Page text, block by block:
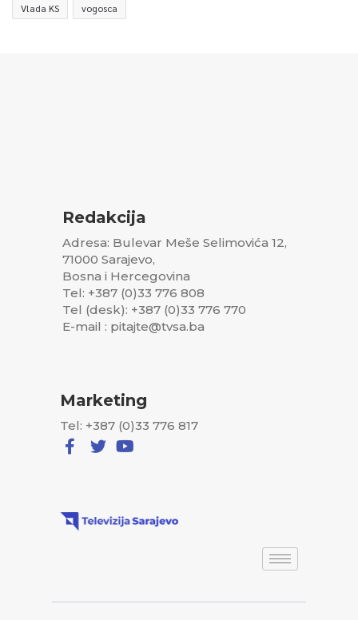
Vlada KS vogosca
Redakcija
Adresa: Bulevar Meše Selimovića 12,
71000 Sarajevo,
Bosna i Hercegovina
Tel: +387 (0)33 776 808
Tel (desk): +387 (0)33 776 770
E-mail : pitajte@tvsa.ba
Marketing
Tel: +387 (0)33 776 817